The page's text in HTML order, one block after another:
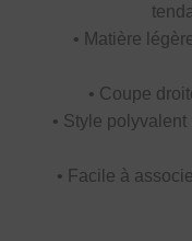
• Matière
• Coupe
• Style
• Facile à